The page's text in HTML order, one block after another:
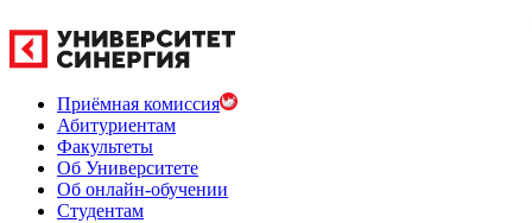
Приёмная комиссия
Абитуриентам
Факультеты
Об Университете
Об онлайн-обучении
Студентам